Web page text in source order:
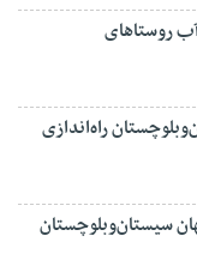
آب روستاهای
راه‌اندازی